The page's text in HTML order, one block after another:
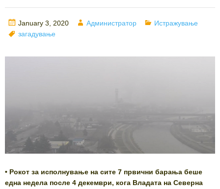
Posted
on
January 3, 2020 Author
Администратор Categories
Истражување
Tags
загадување
• Рокот за исполнување на сите 7 првични барања беше
една недела после 4 декември, кога Владата на Северна